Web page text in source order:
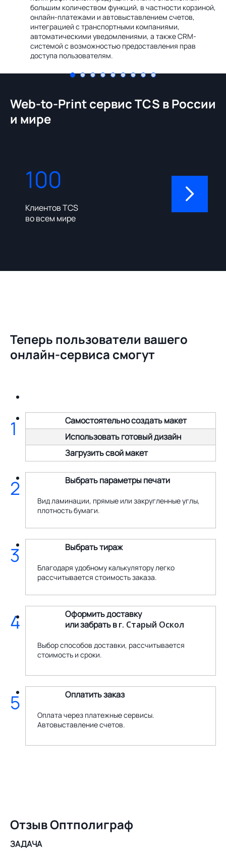
большим количеством функций, в частности корзиной,
онлайн-платежами и автовыставлением счетов,
интеграцией с транспортными компаниями,
автоматическими уведомлениями, а также CRM-
системой с возможностью предоставления прав
доступа пользователям.
Web-to-Print сервис TCS в России
и мире
100
Клиентов TCS
во всем мире
310
Теперь пользователи вашего
онлайн-сервиса смогут
Самостоятельно создать макет
Использовать готовый дизайн
Загрузить свой макет
1
Выбрать параметры печати
Вид ламинации, прямые или закругленные углы,
плотность бумаги.
2
Выбрать тираж
Благодаря удобному калькулятору легко
рассчитывается стоимость заказа.
3
Оформить доставку
или забрать вг. Старый Оскол
Выбор способов доставки, рассчитывается
стоимость и сроки.
4
Оплатить заказ
Оплата через платежные сервисы.
Автовыставление счетов.
5
Отзыв Оптполиграф
ЗАДАЧА